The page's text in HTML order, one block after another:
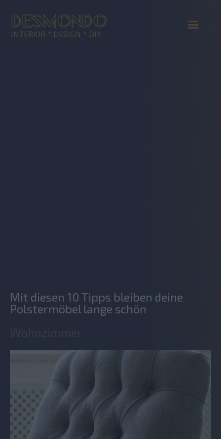
DESMONDO
INTERIOR * DESIGN * DIY
Mit diesen 10 Tipps bleiben deine
Polstermöbel lange schön